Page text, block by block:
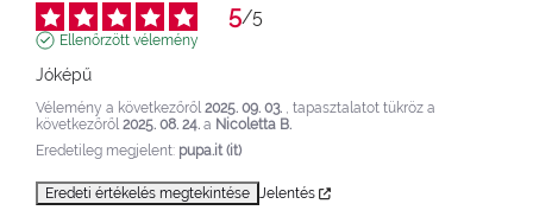
5/5
Ellenőrzött vélemény
Jóképű
Vélemény a következőről 2025. 09. 03. , tapasztalatot tükröz a
következőről 2025. 08. 24. a Nicoletta B.
Eredetileg megjelent: pupa.it (it)
Eredeti értékelés megtekintése Jelentés